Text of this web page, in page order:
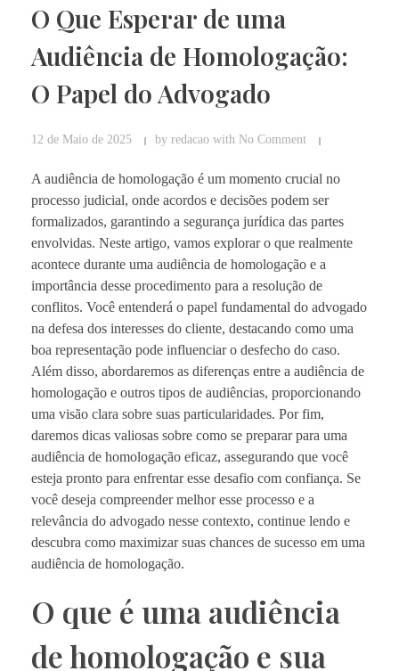
O Que Esperar de uma
Audiência de Homologação:
O Papel do Advogado
12 de Maio de 2025 by redacao with No Comment
A audiência de homologação é um momento crucial no
processo judicial, onde acordos e decisões podem ser
formalizados, garantindo a segurança jurídica das partes
envolvidas. Neste artigo, vamos explorar o que realmente
acontece durante uma audiência de homologação e a
importância desse procedimento para a resolução de
conflitos. Você entenderá o papel fundamental do advogado
na defesa dos interesses do cliente, destacando como uma
boa representação pode influenciar o desfecho do caso.
Além disso, abordaremos as diferenças entre a audiência de
homologação e outros tipos de audiências, proporcionando
uma visão clara sobre suas particularidades. Por fim,
daremos dicas valiosas sobre como se preparar para uma
audiência de homologação eficaz, assegurando que você
esteja pronto para enfrentar esse desafio com confiança. Se
você deseja compreender melhor esse processo e a
relevância do advogado nesse contexto, continue lendo e
descubra como maximizar suas chances de sucesso em uma
audiência de homologação.
O que é uma audiência
de homologação e sua